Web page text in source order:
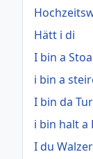
Hätt i di
I bin a
i bin a
I bin da
i bin halt a
I du Walzer